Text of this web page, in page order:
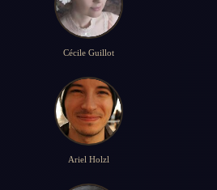
Cécile Guillot
Ariel Holzl